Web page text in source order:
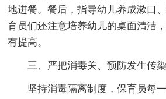
地进餐。餐后，指导幼儿养成漱口
育员们还注意培养幼儿的桌面清洁
有提高。
三、严把消毒关、预防发生传
坚持消毒隔离制度，保育员每